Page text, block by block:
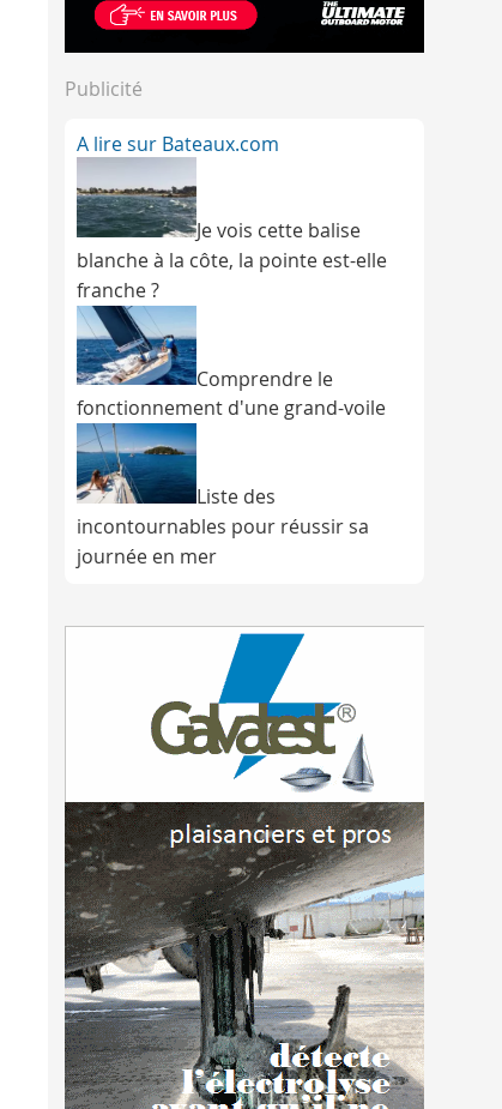
Publicité
A lire sur Bateaux.com
Je vois cette balise
blanche à la côte, la pointe est-elle
franche ?
Comprendre le
fonctionnement d'une grand-voile
Liste des
incontournables pour réussir sa
journée en mer